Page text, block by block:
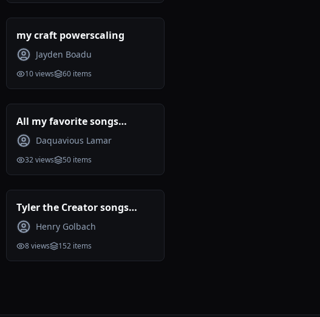
my craft powerscaling
Jayden Boadu
10views 60items
All my favorite songs
rankedDaquavious Lamar
32views 50items
Tyler the Creator songs
ranking (Incomplete)
Henry Golbach
8views 152items